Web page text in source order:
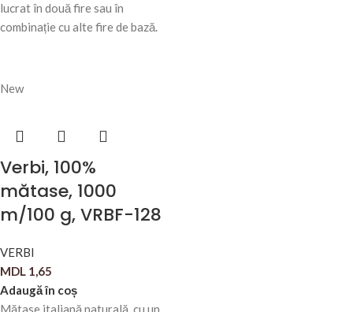
lucrat în două fire sau în
combinație cu alte fire de bază.
New
Verbi, 100%
mătase, 1000
m/100 g, VRBF-128
VERBI
MDL 1,65
Adaugă în coș
Mătase italiană naturală, cu un